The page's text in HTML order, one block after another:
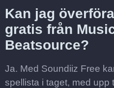
Kan jag
gratis från
Beatsource?
Ja. Med Soundiiz Free
spellista i taget, med upp